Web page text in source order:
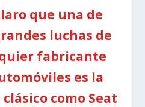
que una de
luchas de
fabricante
es la
como Seat